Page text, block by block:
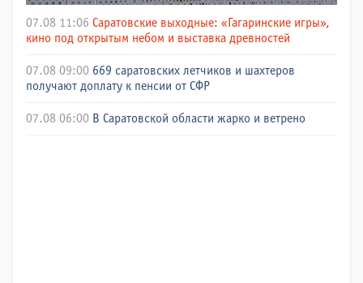
07.08 11:06 Саратовские выходные: «Гагаринские игры»,
кино под открытым небом и выставка древностей
07.08 09:00 669 саратовских летчиков и шахтеров
получают доплату к пенсии от СФР
07.08 06:00 В Саратовской области жарко и ветрено